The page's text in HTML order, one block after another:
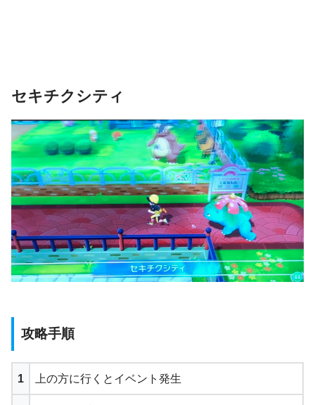
セキチクシティ
攻略手順
1 上の方に行くとイベント発生